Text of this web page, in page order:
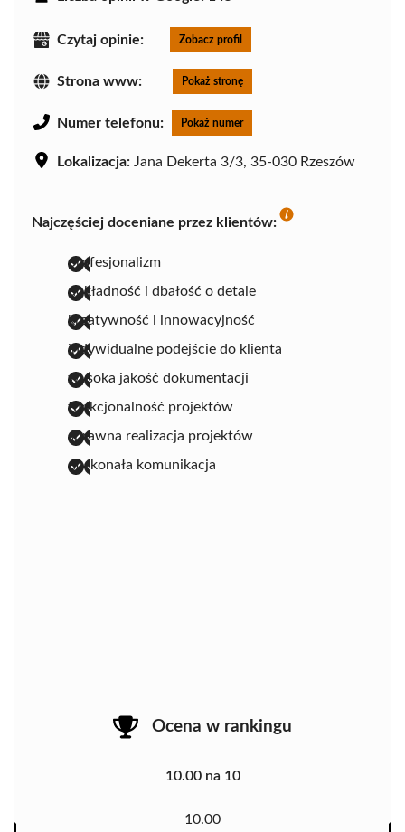
Czytaj opinie: Zobacz profil
Strona www: Pokaż stronę
Numer telefonu: Pokaż numer
Lokalizacja: Jana Dekerta 3/3, 35-030 Rzeszów
Najczęściej doceniane przez klientów:
profesjonalizm
dokładność i dbałość o detale
kreatywność i innowacyjność
indywidualne podejście do klienta
wysoka jakość dokumentacji
funkcjonalność projektów
sprawna realizacja projektów
doskonała komunikacja
Ocena w rankingu
10.00 na 10
10.00